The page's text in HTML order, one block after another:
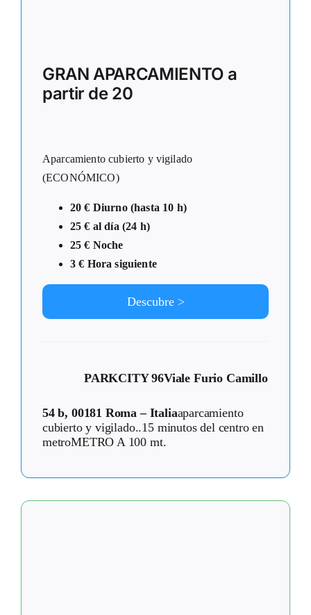
GRAN APARCAMIENTO a
partir de 20
Aparcamiento cubierto y vigilado
(ECONÓMICO)
20 € Diurno (hasta 10 h)
25 € al día (24 h)
25 € Noche
3 € Hora siguiente
Descubre >
PARKCITY 96Viale Furio Camillo
54 b, 00181 Roma – Italiaaparcamiento
cubierto y vigilado..15 minutos del centro en
metroMETRO A 100 mt.